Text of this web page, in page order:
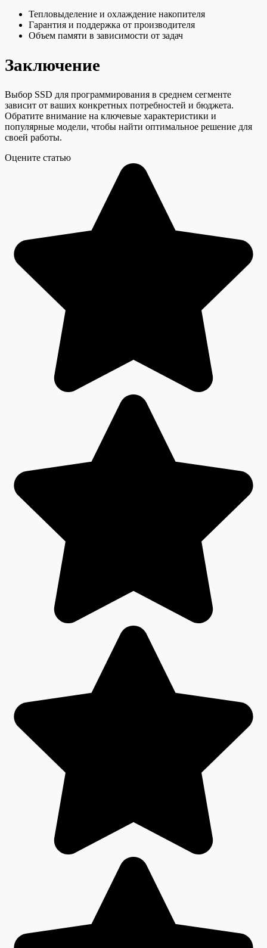
Тепловыделение и охлаждение накопителя
Гарантия и поддержка от производителя
Объем памяти в зависимости от задач
Заключение
Выбор SSD для программирования в среднем сегменте
зависит от ваших конкретных потребностей и бюджета.
Обратите внимание на ключевые характеристики и
популярные модели, чтобы найти оптимальное решение для
своей работы.
Оцените статью